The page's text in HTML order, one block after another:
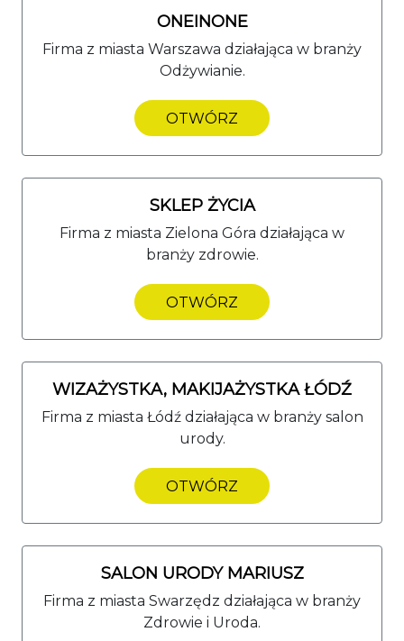
ONEINONE
Firma z miasta Warszawa działająca w branży
Odżywianie.
OTWÓRZ
SKLEP ŻYCIA
Firma z miasta Zielona Góra działająca w
branży zdrowie.
OTWÓRZ
WIZAŻYSTKA, MAKIJAŻYSTKA ŁÓDŹ
Firma z miasta Łódź działająca w branży salon
urody.
OTWÓRZ
SALON URODY MARIUSZ
Firma z miasta Swarzędz działająca w branży
Zdrowie i Uroda.